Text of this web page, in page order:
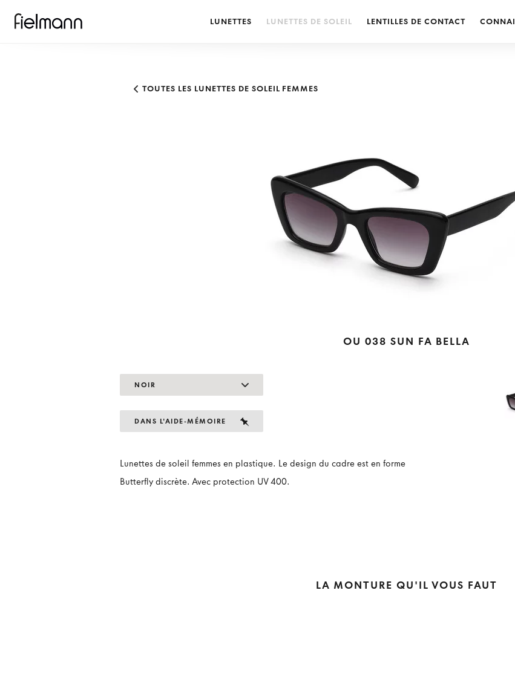
LUNETTES LUNETTES DE SOLEIL LENTILLES DE CONTACT
TOUTES LES LUNETTES DE SOLEIL FEMMES
OU 038 SUN FA BELLA
NOIR
DANS L'AIDE-MÉMOIRE
Lunettes de soleil femmes en plastique. Le design du cadre est en forme
Butterfly discrète. Avec protection UV 400.
LA MONTURE QU'IL VOUS FAUT